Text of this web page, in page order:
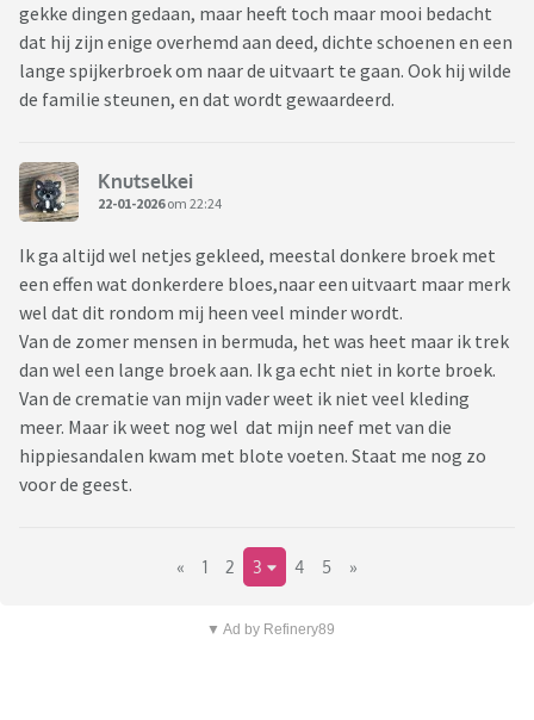
gekke dingen gedaan, maar heeft toch maar mooi bedacht
dat hij zijn enige overhemd aan deed, dichte schoenen en een
lange spijkerbroek om naar de uitvaart te gaan. Ook hij wilde
de familie steunen, en dat wordt gewaardeerd.
Knutselkei
22-01-2026om 22:24
Ik ga altijd wel netjes gekleed, meestal donkere broek met
een effen wat donkerdere bloes,naar een uitvaart maar merk
wel dat dit rondom mij heen veel minder wordt.
Van de zomer mensen in bermuda, het was heet maar ik trek
dan wel een lange broek aan. Ik ga echt niet in korte broek.
Van de crematie van mijn vader weet ik niet veel kleding
meer. Maar ik weet nog wel dat mijn neef met van die
hippiesandalen kwam met blote voeten. Staat me nog zo
voor de geest.
« 1 2 3 4 5 »
▼ Ad by Refinery89